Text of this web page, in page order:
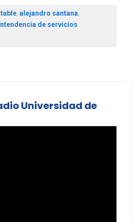
, alejandro santana,
de servicios
Universidad de